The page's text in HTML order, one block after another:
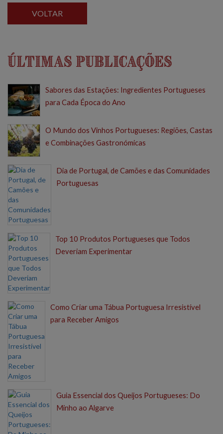
VOLTAR
Últimas Publicações
Sabores das Estações: Ingredientes Portugueses
para Cada Época do Ano
O Mundo dos Vinhos Portugueses: Regiões, Castas
e Combinações Gastronómicas
Dia de Portugal, de Camões e das Comunidades
Portuguesas
Top 10 Produtos Portugueses que Todos
Deveriam Experimentar
Como Criar uma Tábua Portuguesa Irresistível
para Receber Amigos
Guia Essencial dos Queijos Portugueses: Do
Minho ao Algarve